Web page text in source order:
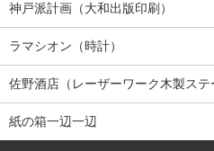
神戸派計画（大和出版印刷）
ラマシオン（時計）
佐野酒店（レーザーワーク木製ステ
紙の箱一辺一辺